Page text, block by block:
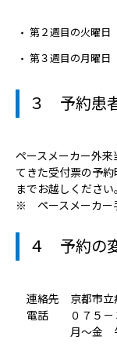
第２週目の火曜
第３週目の月曜
３ 予約患
ペースメーカー外
てきた受付票の予
までお越しください。
※ ペースメーカー
４ 予約の
連絡先 京都市立
電話 ０７５－
月～金 午前８